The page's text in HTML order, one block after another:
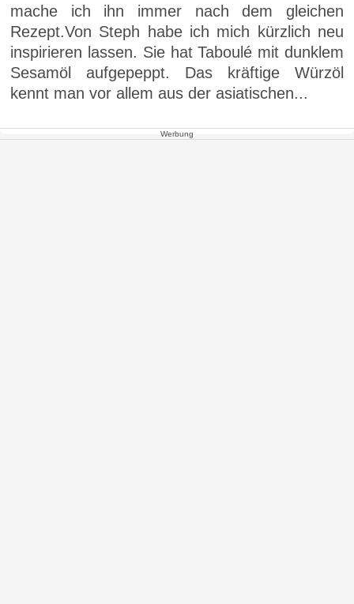
mache ich ihn immer nach dem gleichen
Rezept.Von Steph habe ich mich kürzlich neu
inspirieren lassen. Sie hat Taboulé mit dunklem
Sesamöl aufgepeppt. Das kräftige Würzöl
kennt man vor allem aus der asiatischen...
Werbung